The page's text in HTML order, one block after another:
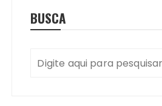
BUSCA